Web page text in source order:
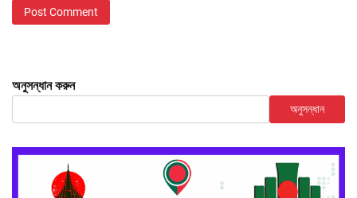
অনুসন্ধান করুন
অনুসন্ধান